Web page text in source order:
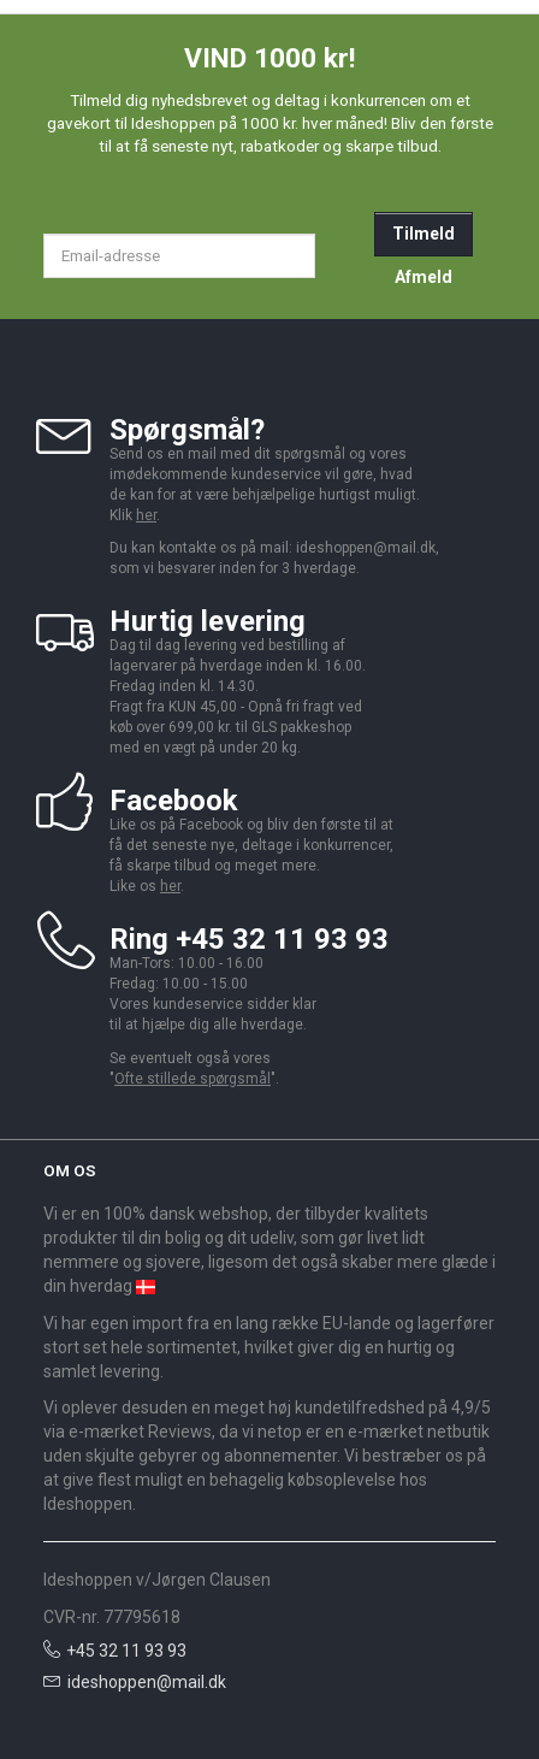
VIND 1000 kr!
Tilmeld dig nyhedsbrevet og deltag i konkurrencen om et
gavekort til Ideshoppen på 1000 kr. hver måned! Bliv den første
til at få seneste nyt, rabatkoder og skarpe tilbud.
Tilmeld
Afmeld
Spørgsmål?
Send os en mail med dit spørgsmål og vores
imødekommende kundeservice vil gøre, hvad
de kan for at være behjælpelige hurtigst muligt.
Klik her.
Du kan kontakte os på mail: ideshoppen@mail.dk,
som vi besvarer inden for 3 hverdage.
Hurtig levering
Dag til dag levering ved bestilling af
lagervarer på hverdage inden kl. 16.00.
Fredag inden kl. 14.30.
Fragt fra KUN 45,00 - Opnå fri fragt ved
køb over 699,00 kr. til GLS pakkeshop
med en vægt på under 20 kg.
Facebook
Like os på Facebook og bliv den første til at
få det seneste nye, deltage i konkurrencer,
få skarpe tilbud og meget mere.
Like os her.
Ring +45 32 11 93 93
Man-Tors: 10.00 - 16.00
Fredag: 10.00 - 15.00
Vores kundeservice sidder klar
til at hjælpe dig alle hverdage.
Se eventuelt også vores
"Ofte stillede spørgsmål ".
OM OS
Vi er en 100% dansk webshop, der tilbyder kvalitets
produkter til din bolig og dit udeliv, som gør livet lidt
nemmere og sjovere, ligesom det også skaber mere glæde i
din hverdag
Vi har egen import fra en lang række EU-lande og lagerfører
stort set hele sortimentet, hvilket giver dig en hurtig og
samlet levering.
Vi oplever desuden en meget høj kundetilfredshed på 4,9/5
via e-mærket Reviews, da vi netop er en e-mærket netbutik
uden skjulte gebyrer og abonnementer. Vi bestræber os på
at give flest muligt en behagelig købsoplevelse hos
Ideshoppen.
Ideshoppen v/Jørgen Clausen
CVR-nr. 77795618
+45 32 11 93 93
ideshoppen@mail.dk